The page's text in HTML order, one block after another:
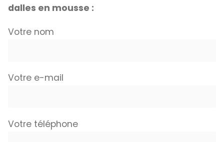
dalles en mousse :
Votre nom
Votre e-mail
Votre téléphone